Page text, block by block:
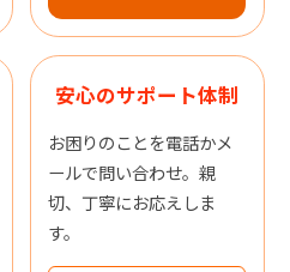
安心のサポート体制
お困りのことを電話かメ
ールで問い合わせ。親
切、丁寧にお応えしま
す。